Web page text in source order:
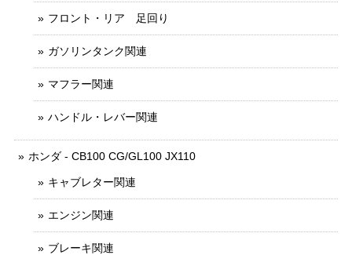
フロント・リア 足回り
ガソリンタンク関連
マフラー関連
ハンドル・レバー関連
ホンダ - CB100 CG/GL100 JX110
キャブレター関連
エンジン関連
ブレーキ関連